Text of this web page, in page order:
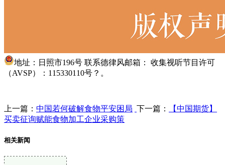
地址：日照市196号 联系德律风邮箱： 收集视听节目许可
（AVSP）：115330110号？。
上一篇： 中国若何破解食物平安困局 下一篇：
【中国期货】
买卖征询赋能食物加工企业采购策
相关新闻